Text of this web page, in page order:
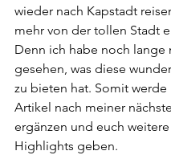
wieder nach Kapstadt
mehr von der tollen Stadt
Denn ich habe noch lange
gesehen, was diese
zu bieten hat. Somit werde
Artikel nach meiner
ergänzen und euch
Highlights geben.